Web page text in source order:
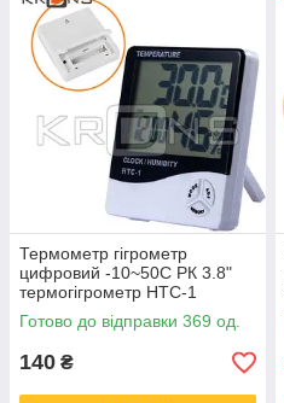
Термометр гігрометр
цифровий -10~50C РК 3.8"
термогігрометр HTC-1
Готово до відправки 369 од.
140 ₴